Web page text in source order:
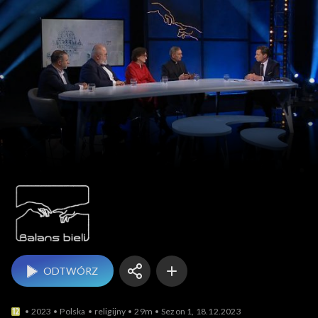
Balans bieli
ODTWÓRZ
2023 Polska religijny 29m Sezon 1, 18.12.2023